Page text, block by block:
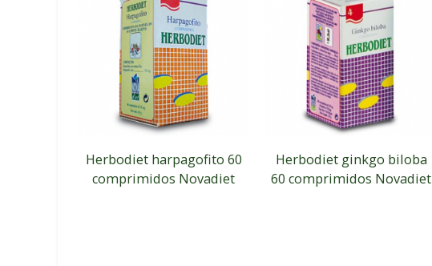
Herbodiet harpagofito 60
comprimidos Novadiet
Herbodiet ginkgo biloba
60 comprimidos Novadiet